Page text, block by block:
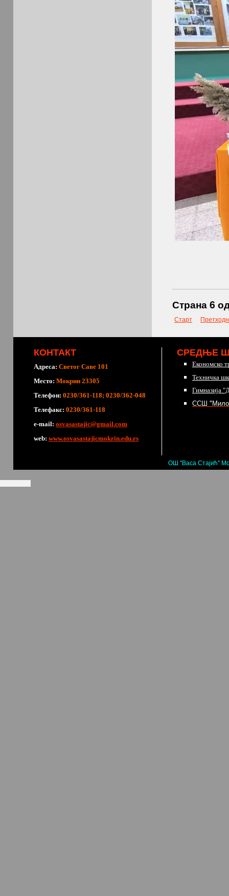
Страна 6
Старт
КОНТАКТ
Адреса: Светог Саве 101
Место: Мокрин 23305
Телефон: 0230/361-118; 0230/362-048
Телефакс: 0230/361-118
е-mail: osvasastajic@gmail.com
web: www.osvasastajicmokrin.edu.rs
СРЕДЊЕ
Економско
Техничка
Гимназија
ССШ
ОШ "Васа Стајић"